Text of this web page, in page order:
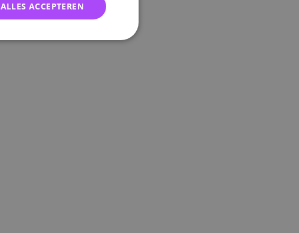
ALLES ACCEPTEREN